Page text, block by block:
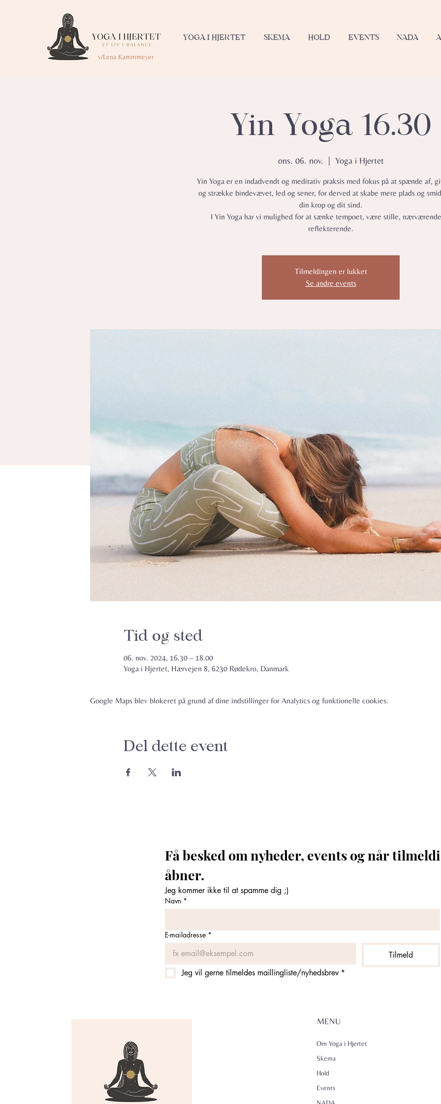
v/Lena Kammmeyer
YOGA I HJERTET SKEMA HOLD EVENTS NADA
Yin Yoga 16.30
ons. 06. nov. Yoga i Hjertet
Yin Yoga er en indadvendt og meditativ praksis med fokus på at spænde af,
og strække bindevævet, led og sener, for derved at skabe mere plads og
din krop og dit sind.
I Yin Yoga har vi mulighed for at sænke tempoet, være stille,
reflekterende.
Tilmeldingen er lukket
Se andre events
Tid og sted
06. nov. 2024, 16.30 – 18.00
Yoga i Hjertet, Hærvejen 8, 6230 Rødekro, Danmark
Google Maps blev blokeret på grund af dine indstillinger for Analytics og funktionelle cookies.
Del dette event
Få besked om nyheder, events og når
Jeg kommer ikke til at spamme dig ;)
Navn *
E-mailadresse *
Tilmeld
Jeg vil gerne tilmeldes maillingliste/nyhedsbrev *
MENU
Om Yoga i Hjertet
Skema
Hold
Events